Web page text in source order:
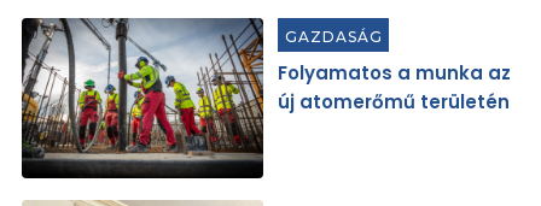
GAZDASÁG
Folyamatos a munka az
új atomerőmű területén